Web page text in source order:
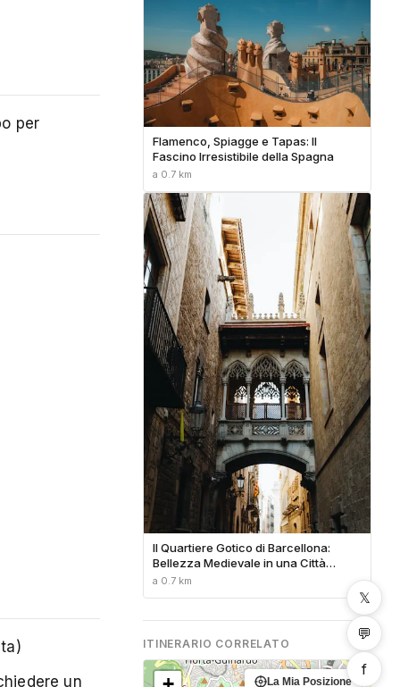
per
un
Flamenco, Spiagge e Tapas: Il
Fascino Irresistibile della Spagna
a 0.7 km
Il Quartiere Gotico di Barcellona:
Bellezza Medievale in una Città
Moderna
a 0.7 km
ITINERARIO CORRELATO
La Mia Posizione
𝕏
💬
f